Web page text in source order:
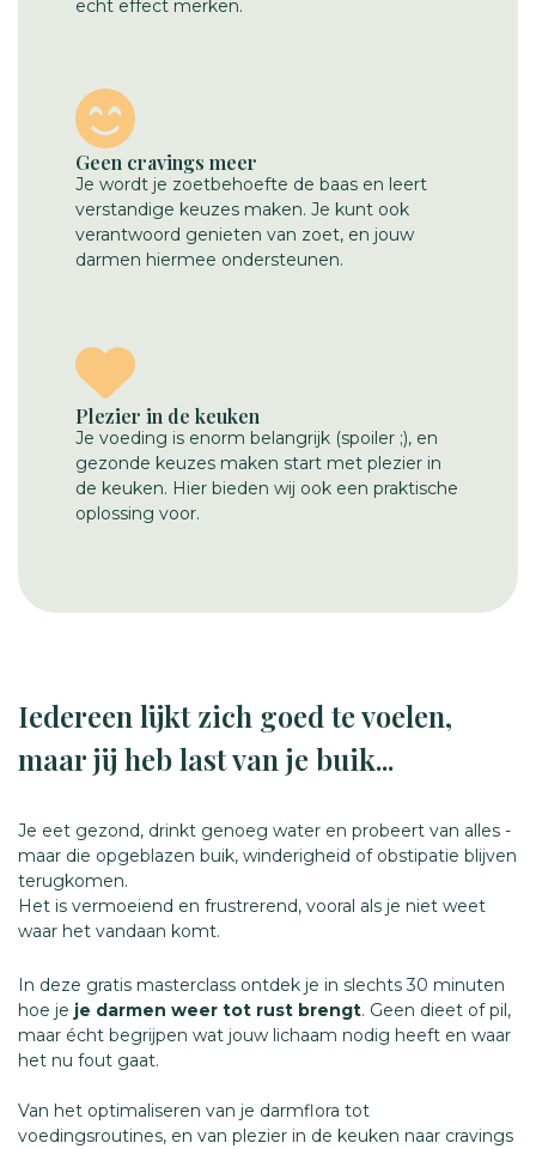
echt effect merken.
Geen cravings meer
Je wordt je zoetbehoefte de baas en leert
verstandige keuzes maken. Je kunt ook
verantwoord genieten van zoet, en jouw
darmen hiermee ondersteunen.
Plezier in de keuken
Je voeding is enorm belangrijk (spoiler ;), en
gezonde keuzes maken start met plezier in
de keuken. Hier bieden wij ook een praktische
oplossing voor.
Iedereen lijkt zich goed te voelen,
maar jij heb last van je buik...
Je eet gezond, drinkt genoeg water en probeert van alles -
maar die opgeblazen buik, winderigheid of obstipatie blijven
terugkomen.
Het is vermoeiend en frustrerend, vooral als je niet weet
waar het vandaan komt.
In deze gratis masterclass ontdek je in slechts 30 minuten
hoe je je darmen weer tot rust brengt. Geen dieet of pil,
maar écht begrijpen wat jouw lichaam nodig heeft en waar
het nu fout gaat.
Van het optimaliseren van je darmflora tot
voedingsroutines, en van plezier in de keuken naar cravings